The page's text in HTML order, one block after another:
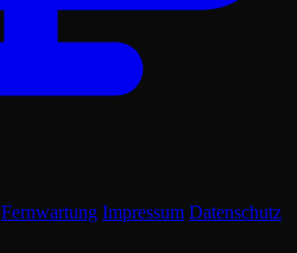
Fernwartung Impressum Datenschutz